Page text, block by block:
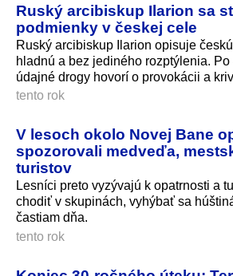
Ruský arcibiskup Ilarion sa
podmienky v českej cele
Ruský arcibiskup Ilarion opisuje
hladnú a bez jediného rozptýlenia.
údajné drogy hovorí o provokácii a
tento rok
V lesoch okolo Novej Bane
spozorovali medveďa,
turistov
Lesníci preto vyzývajú k opatrnosti a
chodiť v skupinách, vyhýbať sa
častiam dňa.
tento rok